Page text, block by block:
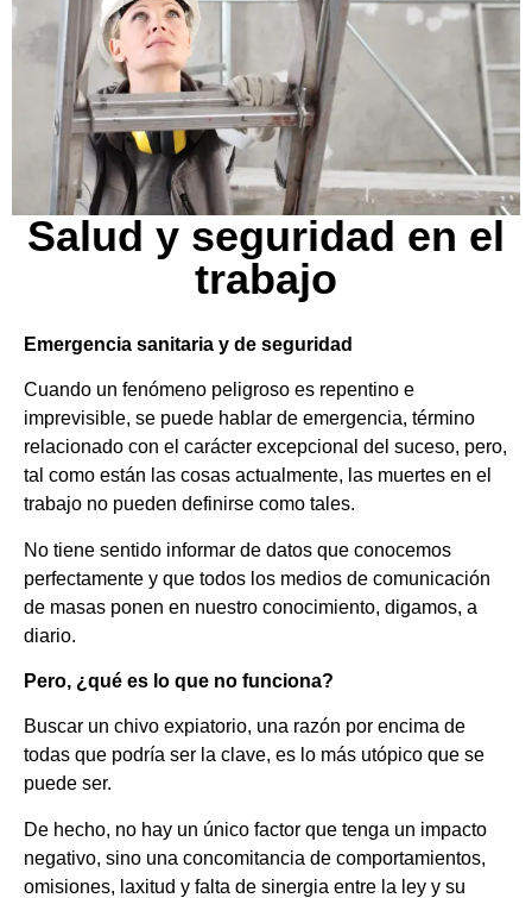
Salud y seguridad en el
trabajo
Emergencia sanitaria y de seguridad
Cuando un fenómeno peligroso es repentino e
imprevisible, se puede hablar de emergencia, término
relacionado con el carácter excepcional del suceso, pero,
tal como están las cosas actualmente, las muertes en el
trabajo no pueden definirse como tales.
No tiene sentido informar de datos que conocemos
perfectamente y que todos los medios de comunicación
de masas ponen en nuestro conocimiento, digamos, a
diario.
Pero, ¿qué es lo que no funciona?
Buscar un chivo expiatorio, una razón por encima de
todas que podría ser la clave, es lo más utópico que se
puede ser.
De hecho, no hay un único factor que tenga un impacto
negativo, sino una concomitancia de comportamientos,
omisiones, laxitud y falta de sinergia entre la ley y su